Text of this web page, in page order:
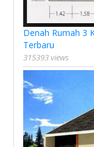
Denah Rumah 3
Terbaru
315393 views